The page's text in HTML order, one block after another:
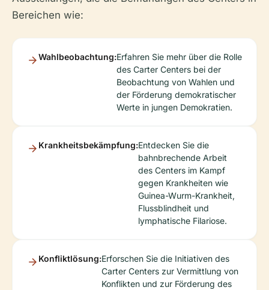
Bereichen wie:
Wahlbeobachtung:Erfahren Sie mehr über die Rolle
des Carter Centers bei der
Beobachtung von Wahlen und
der Förderung demokratischer
Werte in jungen Demokratien.
Krankheitsbekämpfung:Entdecken Sie die
bahnbrechende Arbeit
des Centers im Kampf
gegen Krankheiten wie
Guinea-Wurm-Krankheit,
Flussblindheit und
lymphatische Filariose.
Konfliktlösung:Erforschen Sie die Initiativen des
Carter Centers zur Vermittlung von
Konflikten und zur Förderung des